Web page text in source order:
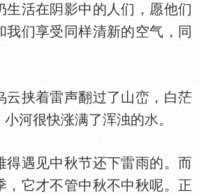
活在
影中的人们，愿他们
我们享受同样清新的空气，同
挟着雷声翻过了山峦，白茫
河很快涨满了浑浊的
。
遇见中秋节还下雷雨的。而
，它才不管中秋不中秋呢。正